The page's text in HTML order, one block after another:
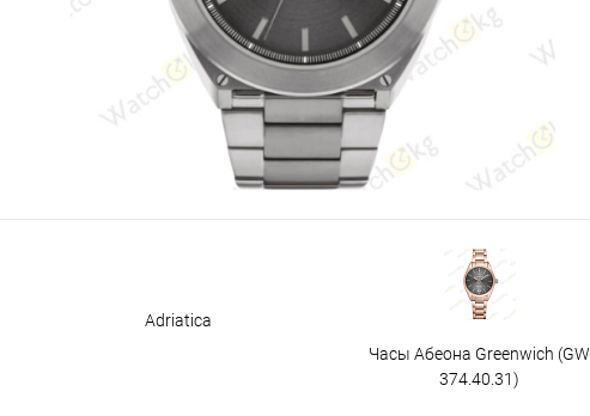
Adriatica
Часы Абеона Greenwich (GW
374.40.31)